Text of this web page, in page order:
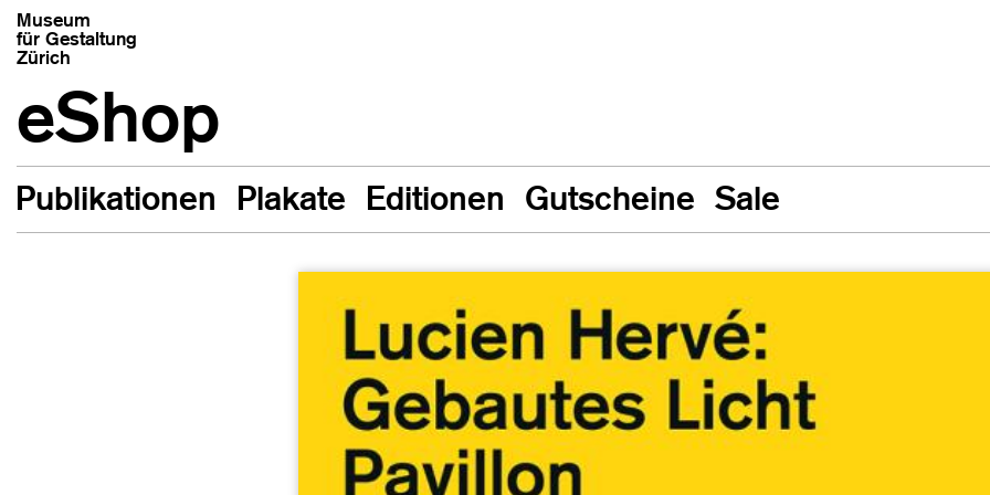
Museum
für Gestaltung
Zürich
eShop
Publikationen Plakate Editionen Gutscheine Sale